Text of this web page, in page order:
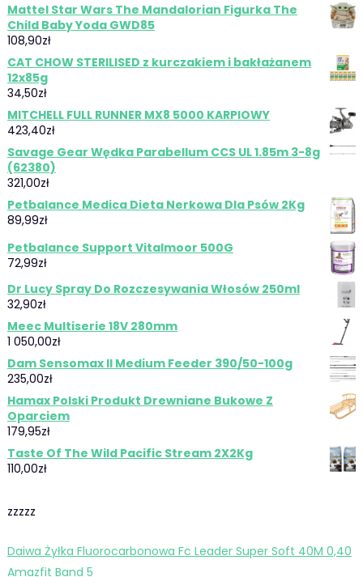
Mattel Star Wars The Mandalorian Figurka The
Child Baby Yoda GWD85
108,90zł
CAT CHOW STERILISED z kurczakiem i bakłażanem
12x85g
34,50zł
MITCHELL FULL RUNNER MX8 5000 KARPIOWY
423,40zł
Savage Gear Wędka Parabellum CCS UL 1.85m 3-8g
(62380)
321,00zł
Petbalance Medica Dieta Nerkowa Dla Psów 2Kg
89,99zł
Petbalance Support Vitalmoor 500G
72,99zł
Dr Lucy Spray Do Rozczesywania Włosów 250ml
32,90zł
Meec Multiserie 18V 280mm
1 050,00zł
Dam Sensomax II Medium Feeder 390/50-100g
235,00zł
Hamax Polski Produkt Drewniane Bukowe Z
Oparciem
179,95zł
Taste Of The Wild Pacific Stream 2X2Kg
110,00zł
zzzzz
Daiwa Żyłka Fluorocarbonowa Fc Leader Super Soft 40M 0,40
Amazfit Band 5